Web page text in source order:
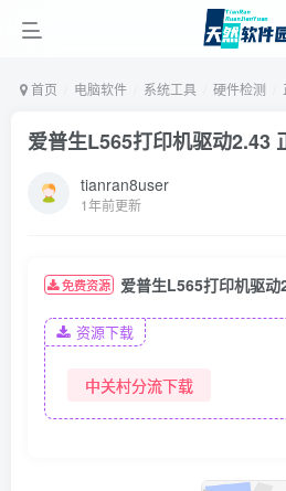
首页 电脑软件 系统工具 硬件检测
爱普生L565打印机驱动2.43
tianran8user
1年前更新
免费资源 爱普生L565打印机驱
资源下载
中关村分流下载